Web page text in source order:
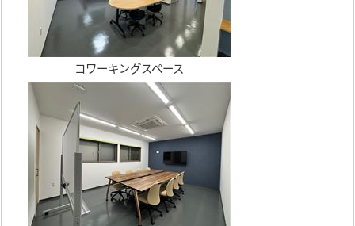
コワーキングスペース